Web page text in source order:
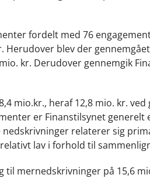
fordelt med 76
Herudover blev der
kr. Derudover gennemgik
mio.kr., heraf 12,8 mio. kr.
er Finanstilsynet generelt
relaterer sig
lav i forhold til
mernedskrivninger på 15,6